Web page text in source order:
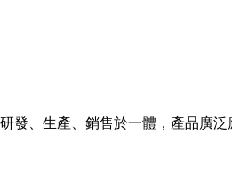
、生產、銷售於一體，產品廣泛